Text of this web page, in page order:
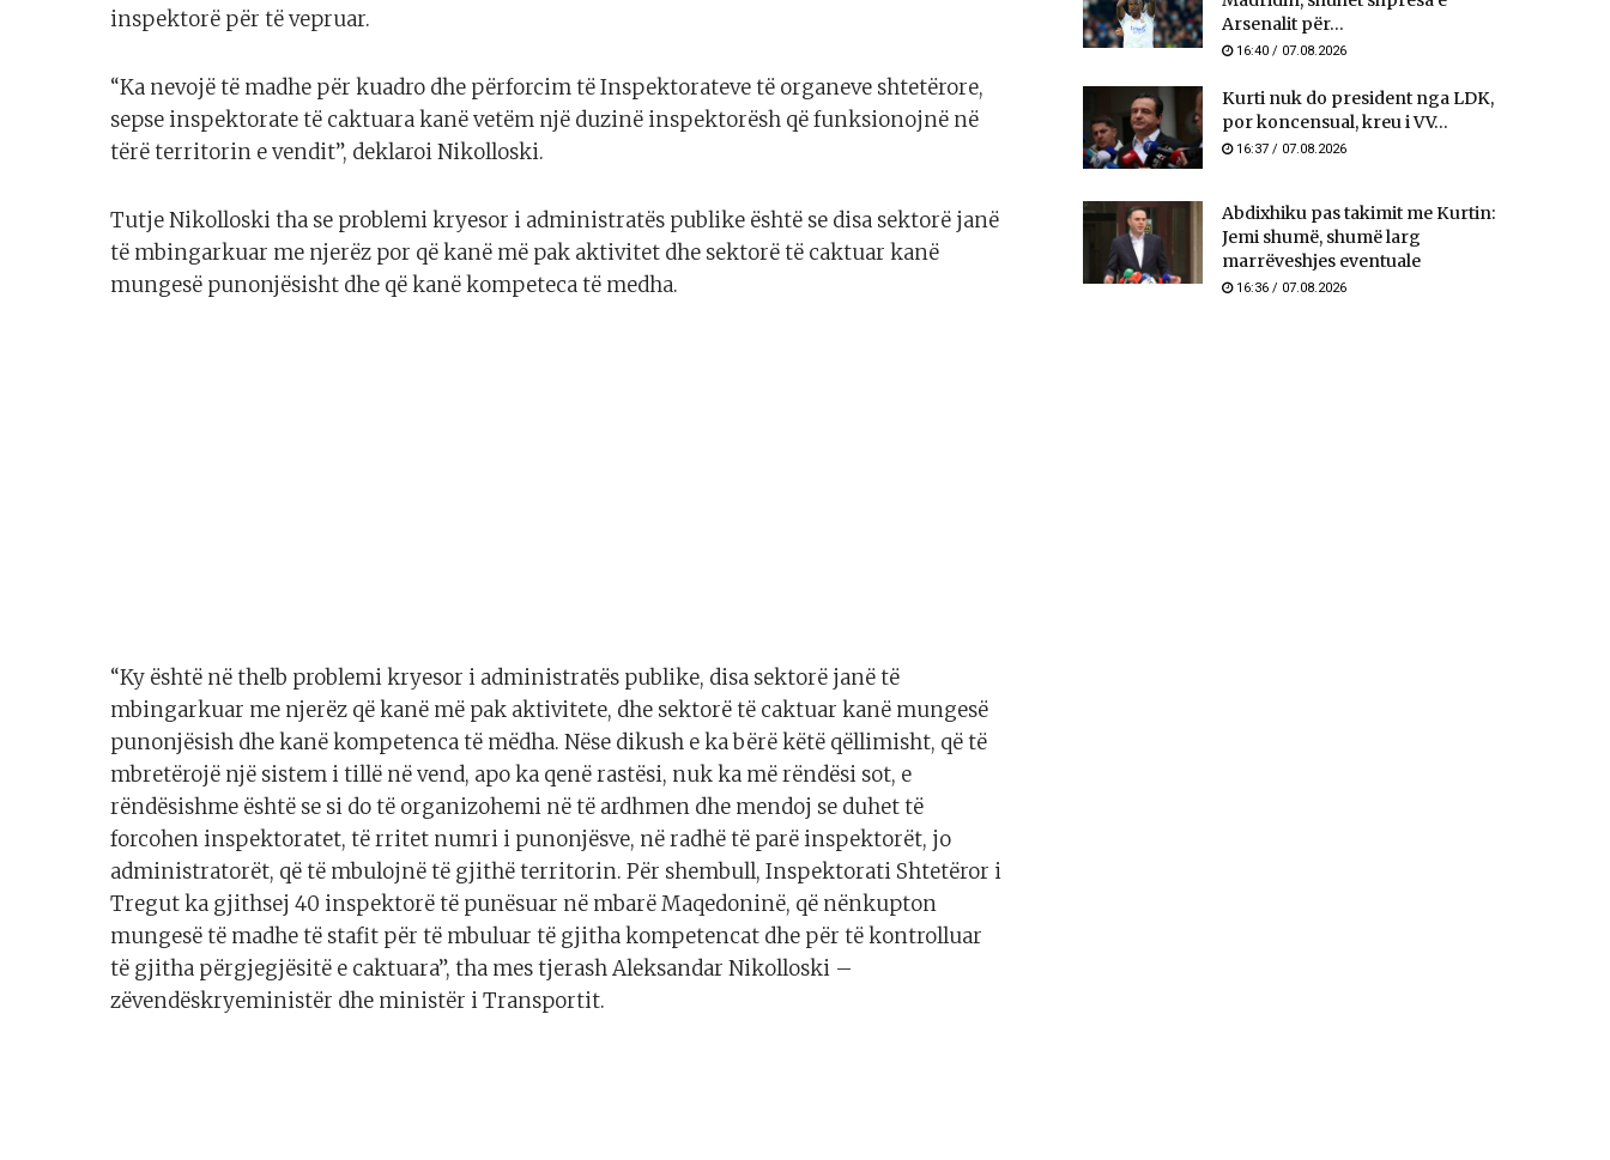
inspektorë për të vepruar.
“Ka nevojë të madhe për kuadro dhe përforcim të Inspektorateve të organeve shtetërore,
sepse inspektorate të caktuara kanë vetëm një duzinë inspektorësh që funksionojnë në
tërë territorin e vendit”, deklaroi Nikolloski.
Tutje Nikolloski tha se problemi kryesor i administratës publike është se disa sektorë janë
të mbingarkuar me njerëz por që kanë më pak aktivitet dhe sektorë të caktuar kanë
mungesë punonjësisht dhe që kanë kompeteca të medha.
“Ky është në thelb problemi kryesor i administratës publike, disa sektorë janë të
mbingarkuar me njerëz që kanë më pak aktivitete, dhe sektorë të caktuar kanë mungesë
punonjësish dhe kanë kompetenca të mëdha. Nëse dikush e ka bërë këtë qëllimisht, që të
mbretërojë një sistem i tillë në vend, apo ka qenë rastësi, nuk ka më rëndësi sot, e
rëndësishme është se si do të organizohemi në të ardhmen dhe mendoj se duhet të
forcohen inspektoratet, të rritet numri i punonjësve, në radhë të parë inspektorët, jo
administratorët, që të mbulojnë të gjithë territorin. Për shembull, Inspektorati Shtetëror i
Tregut ka gjithsej 40 inspektorë të punësuar në mbarë Maqedoninë, që nënkupton
mungesë të madhe të stafit për të mbuluar të gjitha kompetencat dhe për të kontrolluar
të gjitha përgjegjësitë e caktuara”, tha mes tjerash Aleksandar Nikolloski –
zëvendëskryeministër dhe ministër i Transportit.
Arsenalit për...
16:40 / 07.08.2026
Kurti nuk do president nga LDK,
por koncensual, kreu i VV...
16:37 / 07.08.2026
Abdixhiku pas takimit me Kurtin:
Jemi shumë, shumë larg
marrëveshjes eventuale
16:36 / 07.08.2026